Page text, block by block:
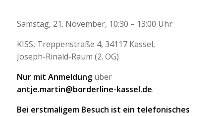
Samstag, 21. November, 10:30 – 13:00 Uhr
KISS, Treppenstraße 4, 34117 Kassel,
Joseph-Rinald-Raum (2. OG)
Nur mit Anmeldungüber
antje.martin@borderline-kassel.de.
Bei erstmaligem Besuch ist ein telefonisches